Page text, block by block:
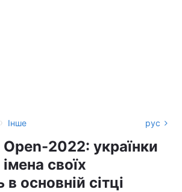
› Інше рус
2022: українки
своїх
основній сітці